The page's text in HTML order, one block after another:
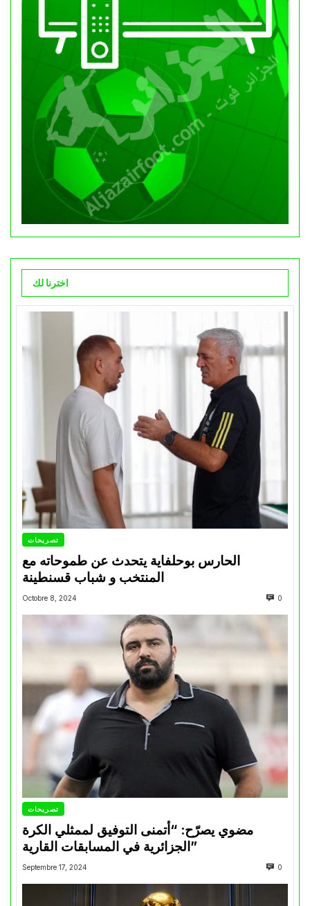
اخترنا لك
تصريحات
الحارس بوحلفاية يتحدث عن طموحاته مع
المنتخب و شباب قسنطينة
Octobre 8, 2024 0
تصريحات
مضوي يصرّح: “أتمنى التوفيق لممثلي الكرة
الجزائرية في المسابقات القارية”
Septembre 17, 2024 0